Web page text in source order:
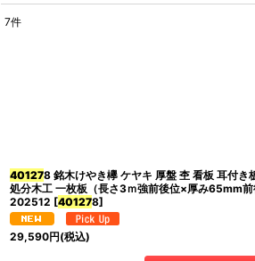
7件
401278 銘木けやき欅 ケヤキ 厚盤 杢 看板 耳付き
処分木工 一枚板（長さ3ｍ強前後位×厚み65mm前
202512 [401278]
29,590円(税込)